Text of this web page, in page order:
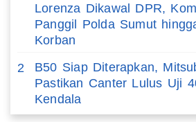
Lorenza Dikawal DPR,
Panggil Polda Sumut
Korban
2
B50 Siap Diterapkan,
Pastikan Canter Lulus Uji
Kendala